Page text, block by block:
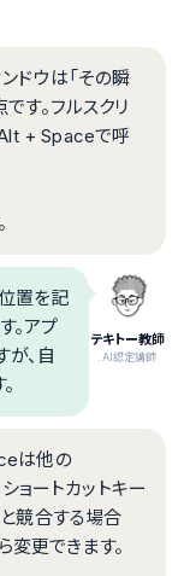
ドウは「その瞬
す。フルスクリ
Alt + Spaceで呼
テキトー教師
.AI認定講師
置を記
。アプ
、自
は他の
ョートカットキー
競合する場合
変更できます。